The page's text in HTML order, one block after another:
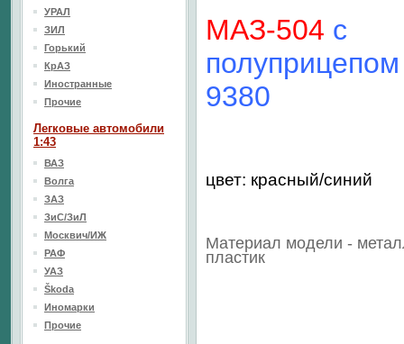
МАЗ-504 с
полуприцепом
9380
цвет: красный/синий
Материал модели -
пластик
УРАЛ
ЗИЛ
Горький
КрАЗ
Иностранные
Прочие
Легковые автомобили
1:43
ВАЗ
Волга
ЗАЗ
ЗиС/ЗиЛ
Москвич/ИЖ
РАФ
УАЗ
Škoda
Иномарки
Прочие